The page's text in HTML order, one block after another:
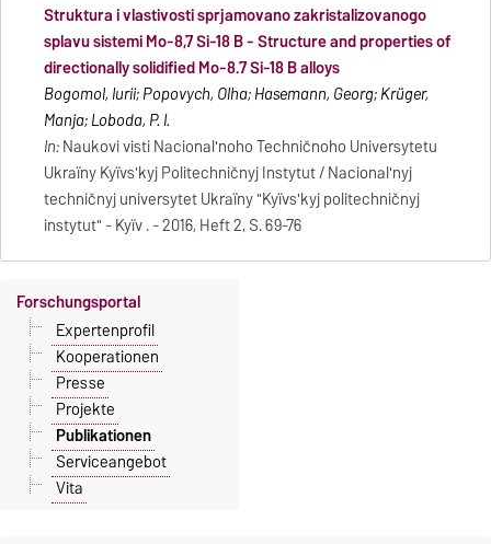
Struktura i vlastivosti sprjamovano zakristalizovanogo
splavu sistemi Mo-8,7 Si-18 B - Structure and properties of
directionally solidified Mo-8.7 Si-18 B alloys
Bogomol, Iurii; Popovych, Olha; Hasemann, Georg; Krüger,
Manja; Loboda, P. I.
In:Naukovi visti Nacional'noho Techničnoho Universytetu
Ukraïny Kyïvs'kyj Politechničnyj Instytut / Nacional'nyj
techničnyj universytet Ukraïny "Kyïvs'kyj politechničnyj
instytut" - Kyïv . - 2016, Heft 2, S. 69-76
Forschungsportal
Expertenprofil
Kooperationen
Presse
Projekte
Publikationen
Serviceangebot
Vita